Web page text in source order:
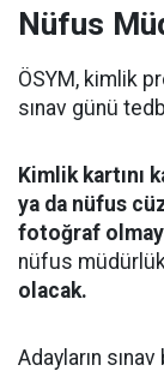
Nüfus
ÖSYM, kimlik
sınav günü
Kimlik kartını
ya da nüfus
fotoğraf
nüfus
olacak.
Adayların